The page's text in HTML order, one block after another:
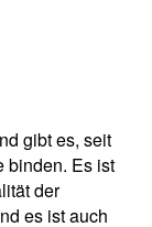
gibt es, seit
binden. Es ist
der
es ist auch